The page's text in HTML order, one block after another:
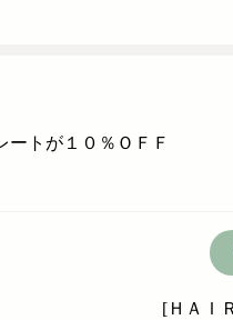
ートが１０％ＯＦＦ
[ＨＡＩ